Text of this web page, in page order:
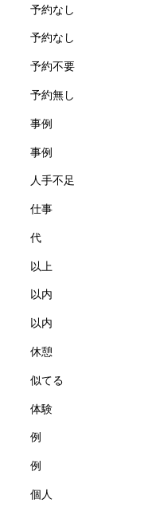
予約なし
予約なし
予約不要
予約無し
事例
事例
人手不足
仕事
代
以上
以内
以内
休憩
似てる
体験
例
例
個人